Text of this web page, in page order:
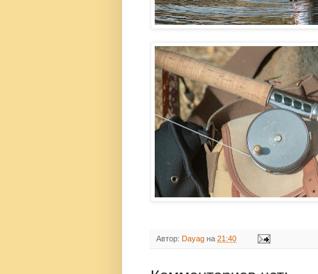
Автор: Dayag на 21:40